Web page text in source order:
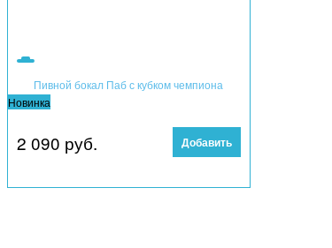
Пивной бокал Паб с кубком чемпиона
Новинка
2 090 руб. Добавить